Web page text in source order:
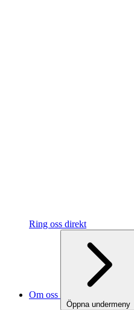
Ring oss direkt
Om oss
Öppna undermeny